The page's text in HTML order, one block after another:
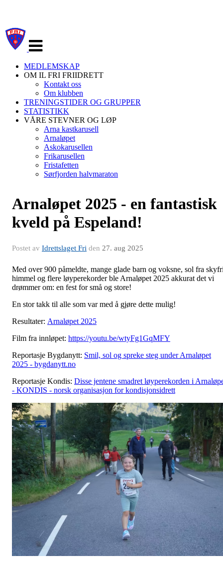
navigasjon
MEDLEMSKAP
OM IL FRI FRIIDRETT
Kontakt oss
Om klubben
TRENINGSTIDER OG GRUPPER
STATISTIKK
VÅRE STEVNER OG LØP
Arna kastkarusell
Arnaløpet
Askokarusellen
Frikarusellen
Fristafetten
Sørfjorden halvmaraton
Arnaløpet 2025 - en fantastisk
kveld på Espeland!
Postet av Idrettslaget Fri den 27. aug 2025
Med over 900 påmeldte, mange glade barn og voksne, sol fra
himmel og flere løyperekorder ble Arnaløpet 2025 akkurat det vi
drømmer om: en fest for små og store!
En stor takk til alle som var med å gjøre dette mulig!
Resultater: Arnaløpet 2025
Film fra innløpet: https://youtu.be/wtyFg1GqMFY
Reportasje Bygdanytt: Smil, sol og spreke steg under Arnaløpet
2025 - bygdanytt.no
Reportasje Kondis: Disse jentene smadret løyperekorden i
- KONDIS - norsk organisasjon for kondisjonsidrett